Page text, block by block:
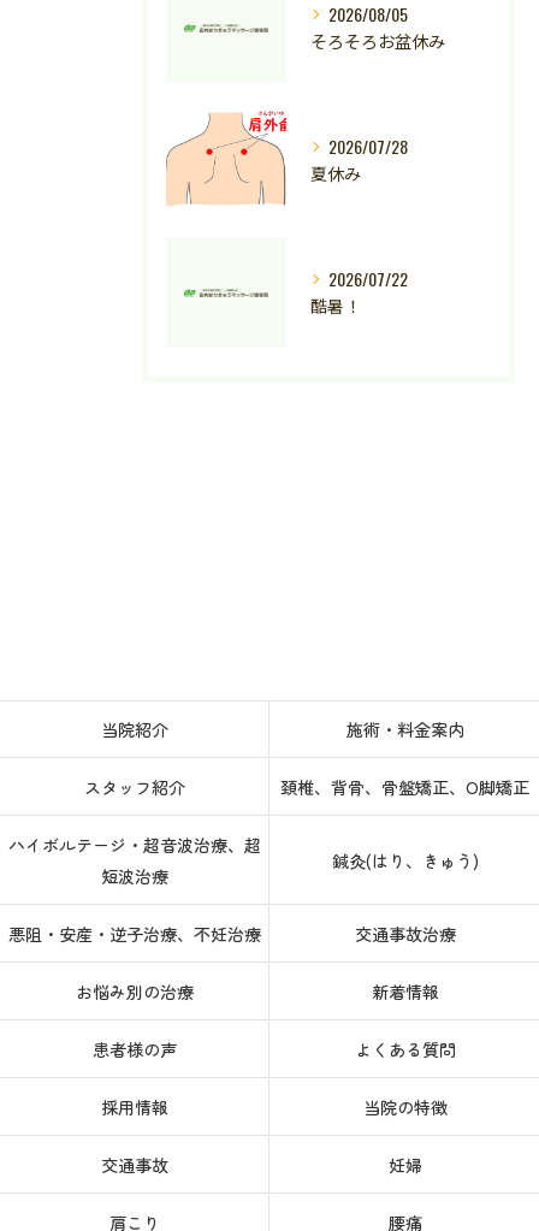
2026/08/05
そろそろお盆休み
2026/07/28
夏休み
2026/07/22
酷暑！
当院紹介 施術・料金案内
スタッフ紹介 頚椎、背骨、骨盤矯正、O脚矯正
ハイボルテージ・超音波治療、超
短波治療
鍼灸(はり、きゅう)
悪阻・安産・逆子治療、不妊治療 交通事故治療
お悩み別の治療 新着情報
患者様の声 よくある質問
採用情報 当院の特徴
交通事故 妊婦
肩こり 腰痛